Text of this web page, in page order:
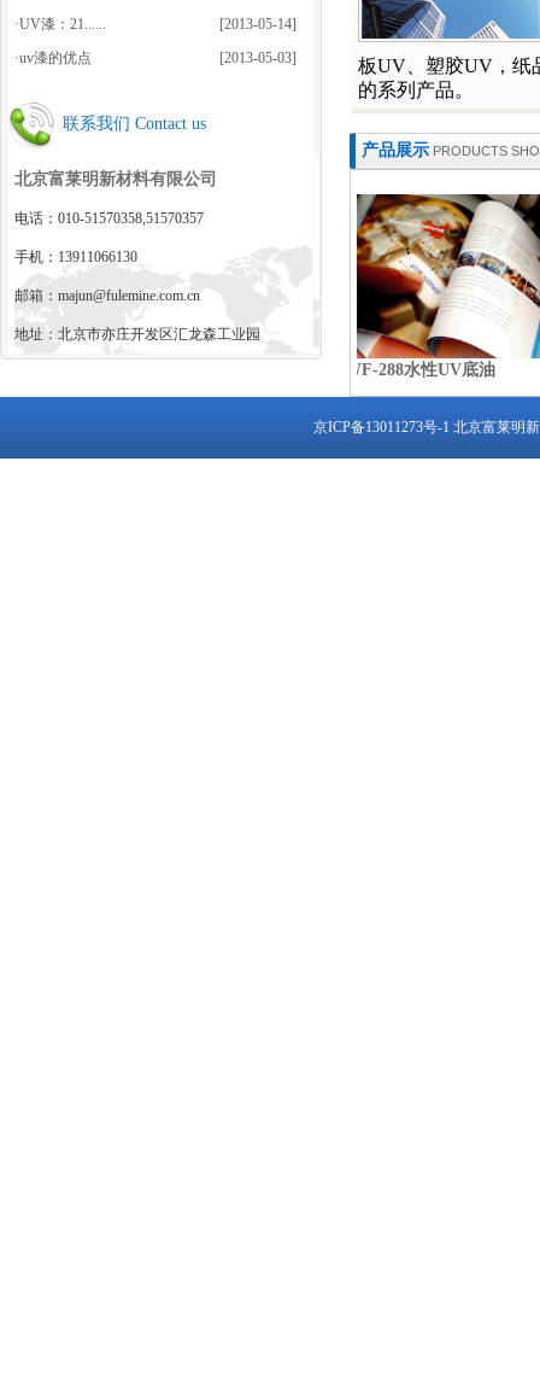
·UV漆：21......
[2013-05-14]
·uv漆的优点
[2013-05-03]
联系我们 Contact us
北京富莱明新材料有限公司
电话：010-51570358,51570357
手机：13911066130
邮箱：majun@fulemine.com.cn
地址：北京市亦庄开发区汇龙森工业园
板UV、塑胶UV，纸
的系列产品。
产品展示 PRODUCTS
WF-288水性UV底油
京ICP备13011273号-1 北京富莱明